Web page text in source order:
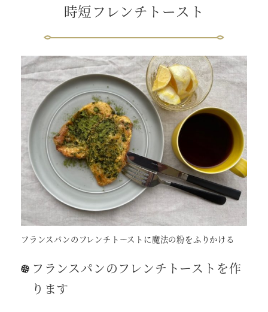
時短フレンチトースト
フランスパンのフレンチトーストに魔法の粉をふりかける
フランスパンのフレンチトーストを作
ります